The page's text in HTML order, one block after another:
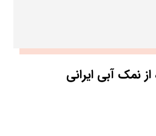
نمک آبی ایرانی